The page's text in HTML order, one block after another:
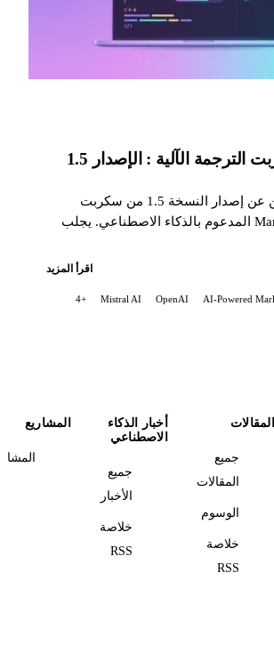
الآلية : الإصدار 1.5
يسرني أن أعلن عن إصدار النسخة 1.5 من سكربت
ترجمة Markdown المدعوم بالذكاء الاصطناعي. يجلب
اقرأ المزيد
AI-Powered
OpenAI
Mistral AI
+4
المقالات
جميع
المقالات
الوسوم
خلاصة
RSS
أخبار الذكاء
الاصطناعي
جميع
الأخبار
خلاصة
RSS
المشاريع